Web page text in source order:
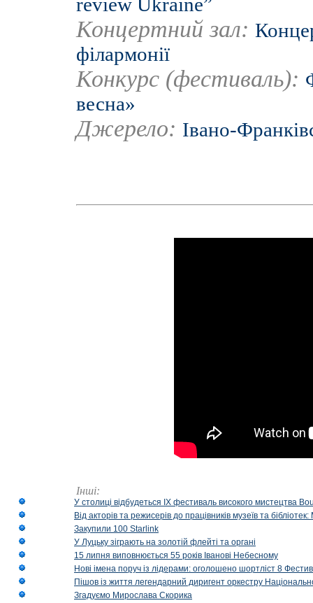
Концертний зал:
філармонії
Конкурс (фестиваль):
весна»
Джерело: Івано-
Інші:
У столиці відбудеться IX фестиваль високого мистецтва
Від акторів та режисерів до працівників музеїв та
Закупили 100 Starlink
У Луцьку зіграють на золотій флейті та органі
15 липня виповнюється 55 років Іванові Небесному
Нові імена поруч із лідерами: оголошено шортліст 8
Пішов із життя легендарний диригент оркестру
Згадуємо Мирослава Скорика